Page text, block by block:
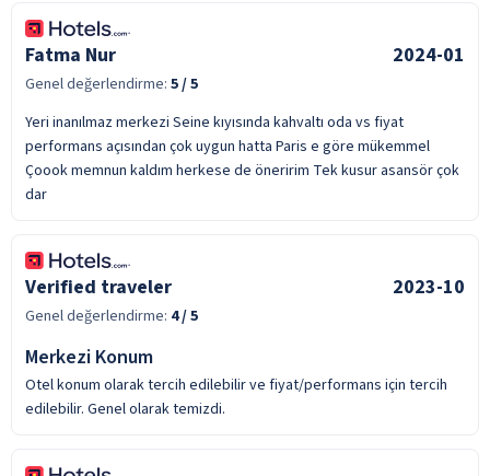
Fatma Nur 2024-01
Genel değerlendirme: 5/ 5
Yeri inanılmaz merkezi Seine kıyısında kahvaltı oda vs fiyat
performans açısından çok uygun hatta Paris e göre mükemmel
Çoook memnun kaldım herkese de öneririm Tek kusur asansör çok
dar
Verified traveler 2023-10
Genel değerlendirme: 4/ 5
Merkezi Konum
Otel konum olarak tercih edilebilir ve fiyat/performans için tercih
edilebilir. Genel olarak temizdi.